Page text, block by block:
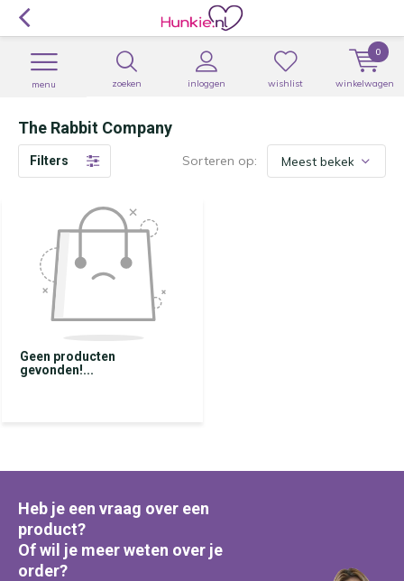
zoeken inloggen
menu wishlist winkelwagen
0
The Rabbit Company
Filters Sorteren op:
Geen producten
gevonden!...
Heb je een vraag over een
product?
Of wil je meer weten over je
order?